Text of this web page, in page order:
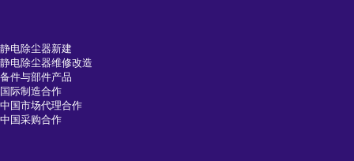
静电除尘器新建
静电除尘器维修改造
备件与部件产品
国际制造合作
中国市场代理合作
中国采购合作